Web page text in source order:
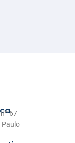
67
Paulo